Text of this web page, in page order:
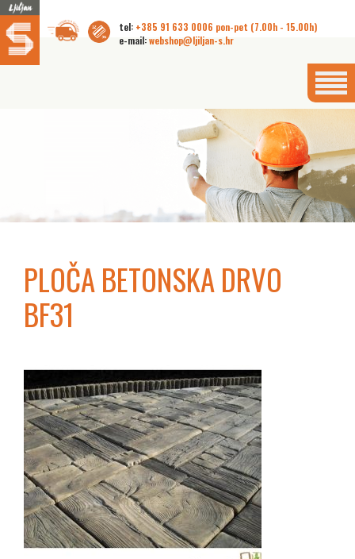
tel: +385 91 633 0006 pon-pet (7.00h - 15.00h)
e-mail:webshop@ljiljan-s.hr
PLOČA BETONSKA DRVO
BF31